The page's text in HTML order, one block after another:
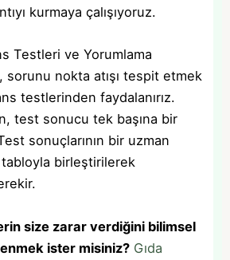
kurmaya çalışıyoruz.
Testleri ve Yorumlama
sorunu nokta atışı tespit etmek
testlerinden faydalanırız.
test sonucu tek başına bir
sonuçlarının bir uzman
birleştirilerek
size zarar verdiğini bilimsel
ister misiniz? Gıda